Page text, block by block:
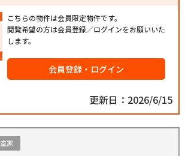
こちらの物件は会員限定物件です。
閲覧希望の方は会員登録／ログインをお願いいた
します。
会員登録・ログイン
更新日：2026/6/15
空家